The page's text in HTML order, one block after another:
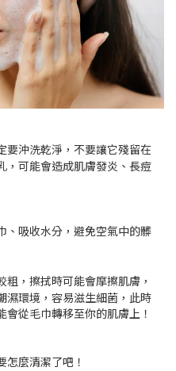
要沖洗乾淨，不要讓它殘留在
，可能會造成肌膚發炎、長痘
、吸收水分，避免空氣中的髒
，擦拭時可能會摩擦肌膚，
濕環境，容易滋生細菌，此時
從毛巾轉移至你的肌膚上！
麼清潔了吧！